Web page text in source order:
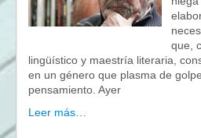
que,
lingüístico y maestría literaria,
en un género que plasma de
pensamiento. Ayer
Leer más…